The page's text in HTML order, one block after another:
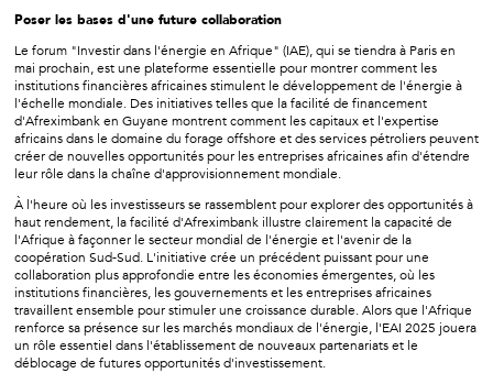
Poser les bases d'une future collaboration
Le forum "Investir dans l'énergie en Afrique" (IAE), qui se tiendra à Paris en
mai prochain, est une plateforme essentielle pour montrer comment les
institutions financières africaines stimulent le développement de l'énergie à
l'échelle mondiale. Des initiatives telles que la facilité de financement
d'Afreximbank en Guyane montrent comment les capitaux et l'expertise
africains dans le domaine du forage offshore et des services pétroliers peuvent
créer de nouvelles opportunités pour les entreprises africaines afin d'étendre
leur rôle dans la chaîne d'approvisionnement mondiale.
À l'heure où les investisseurs se rassemblent pour explorer des opportunités à
haut rendement, la facilité d'Afreximbank illustre clairement la capacité de
l'Afrique à façonner le secteur mondial de l'énergie et l'avenir de la
coopération Sud-Sud. L'initiative crée un précédent puissant pour une
collaboration plus approfondie entre les économies émergentes, où les
institutions financières, les gouvernements et les entreprises africaines
travaillent ensemble pour stimuler une croissance durable. Alors que l'Afrique
renforce sa présence sur les marchés mondiaux de l'énergie, l'EAI 2025 jouera
un rôle essentiel dans l'établissement de nouveaux partenariats et le
déblocage de futures opportunités d'investissement.